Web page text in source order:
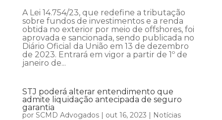
A Lei 14.754/23, que redefine a tributação
sobre fundos de investimentos e a renda
obtida no exterior por meio de offshores, foi
aprovada e sancionada, sendo publicada no
Diário Oficial da União em 13 de dezembro
de 2023. Entrará em vigor a partir de 1º de
janeiro de...
STJ poderá alterar entendimento que
admite liquidação antecipada de seguro
garantia
por SCMD Advogados| out 16, 2023 | Notícias